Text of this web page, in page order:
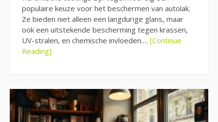
populaire keuze voor het beschermen van autolak.
Ze bieden niet alleen een langdurige glans, maar
ook een uitstekende bescherming tegen krassen,
UV-stralen, en chemische invloeden…. [Continue
Reading]